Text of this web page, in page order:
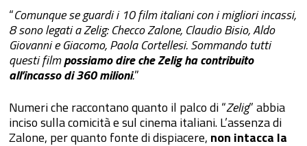
“Comunque se guardi i 10 film italiani con i migliori incassi,
8 sono legati a Zelig: Checco Zalone, Claudio Bisio, Aldo
Giovanni e Giacomo, Paola Cortellesi. Sommando tutti
questi filmpossiamo dire che Zelig ha contribuito
all’incasso di 360 milioni.”
Numeri che raccontano quanto il palco di “Zelig” abbia
inciso sulla comicità e sul cinema italiani. L’assenza di
Zalone, per quanto fonte di dispiacere, non intacca la